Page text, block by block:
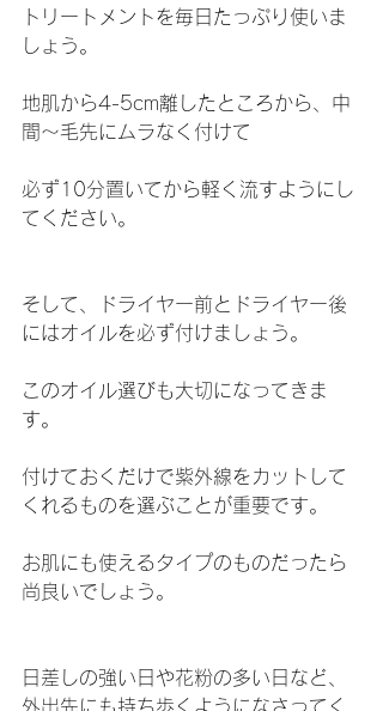
トリートメントを毎日たっぷり使いま
しょう。
地肌から4-5cm離したところから、中
間〜毛先にムラなく付けて
必ず10分置いてから軽く流すようにし
てください。
そして、ドライヤー前とドライヤー後
にはオイルを必ず付けましょう。
このオイル選びも大切になってきま
す。
付けておくだけで紫外線をカットして
くれるものを選ぶことが重要です。
お肌にも使えるタイプのものだったら
尚良いでしょう。
日差しの強い日や花粉の多い日など、
外出先にも持ち歩くようになさってく